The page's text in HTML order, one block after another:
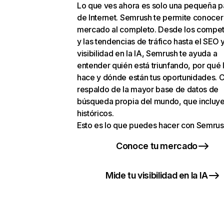
Lo que ves ahora es solo una pequeña
de Internet. Semrush te permite
mercado al completo. Desde los
y las tendencias de tráfico hasta el SEO
visibilidad en la IA, Semrush te ayuda a
entender quién está triunfando, por qué
hace y dónde están tus oportunidades.
respaldo de la mayor base de datos de
búsqueda propia del mundo, que
históricos.
Esto es lo que puedes hacer con
Conoce tu mercado
Mide tu visibilidad en la IA